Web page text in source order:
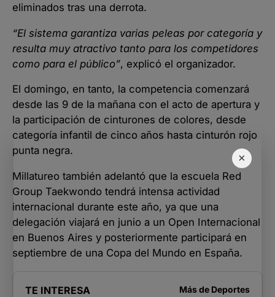
×
eliminados tras una derrota.
“El sistema garantiza varias peleas por categoría y
resulta muy atractivo tanto para los competidores
como para el público”, explicó el organizador.
El domingo, en tanto, la competencia comenzará
desde las 9 de la mañana con el acto de apertura y
la participación de cinturones de colores, desde
categoría infantil de cinco años hasta cinturón rojo
punta negra.
Millatureo también adelantó que la escuela Red
Group Taekwondo tendrá intensa actividad
internacional durante este año, ya que una
delegación viajará en junio a un Open Internacional
en Buenos Aires y posteriormente participará en
septiembre de una Copa del Mundo en España.
TE INTERESA Más de Deportes